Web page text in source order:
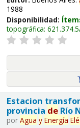
1988
Disponibilidad:
topográfica:
Estacion
provincia deRío
por Agua y Energía